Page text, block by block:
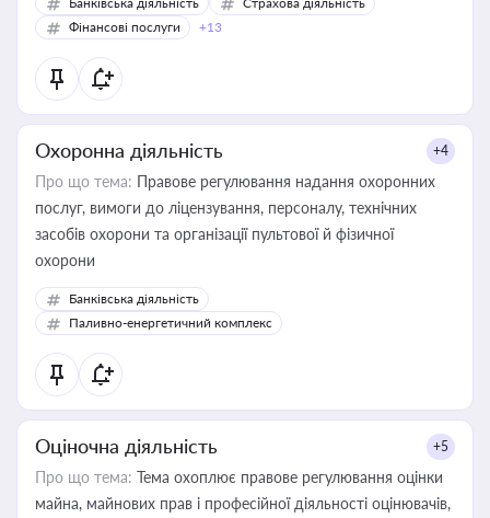
Фінансові послуги
+13
Охоронна діяльність +4
Про що тема: Правове регулювання надання охоронних
послуг, вимоги до ліцензування, персоналу, технічних
засобів охорони та організації пультової й фізичної
охорони
Банківська діяльність
Паливно-енергетичний комплекс
Оціночна діяльність +5
Про що тема: Тема охоплює правове регулювання оцінки
майна, майнових прав і професійної діяльності оцінювачів,